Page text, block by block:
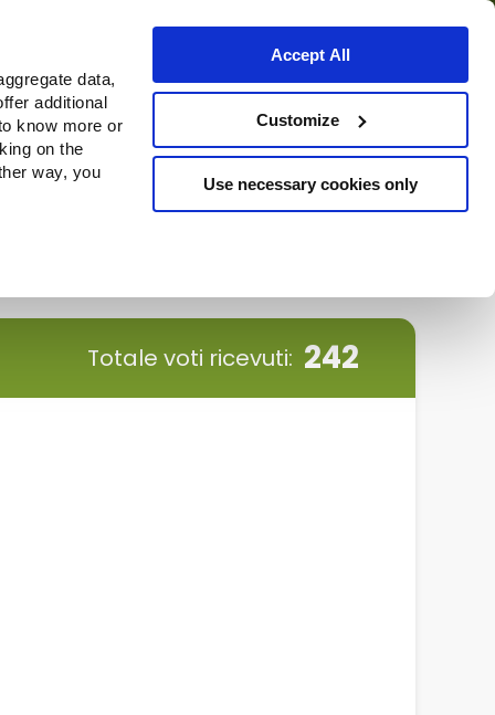
data,
additional
know more or
on the
way, you
Accept All
Customize
Use necessary cookies only
Dove acquistare
Totale voti ricevuti: 242